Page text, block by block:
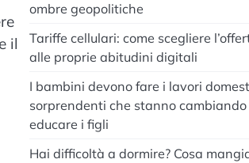
il
ombre geopolitiche
Tariffe cellulari: come scegliere
alle proprie abitudini digitali
I bambini devono fare i lavori
sorprendenti che stanno cambiando
educare i figli
Hai difficoltà a dormire? Cosa